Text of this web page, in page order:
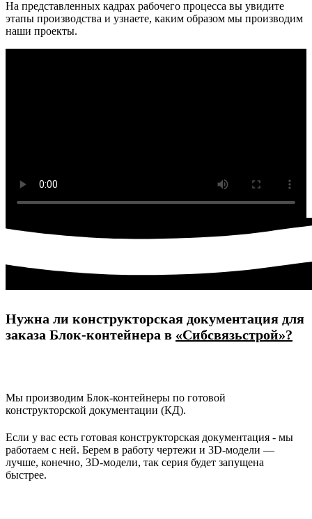
На представленных кадрах рабочего процесса вы увидите
этапы производства и узнаете, каким образом мы производим
наши проекты.
Нужна ли конструкторская документация для
заказа Блок-контейнера в «Сибсвязьстрой»?
Мы производим Блок-контейнеры по готовой
конструкторской документации (КД).
Если у вас есть готовая конструкторская документация - мы
работаем с ней. Берем в работу чертежи и 3D‑модели —
лучше, конечно, 3D-модели, так серия будет запущена
быстрее.